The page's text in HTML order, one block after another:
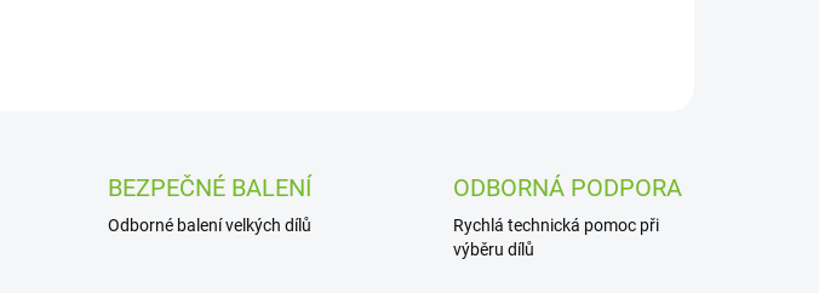
BEZPEČNÉ BALENÍ
Odborné balení velkých dílů
ODBORNÁ PODPORA
Rychlá technická pomoc při
výběru dílů